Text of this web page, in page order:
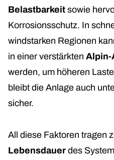
Belastbarkeit sowie
Korrosionsschutz. In
windstarken Regionen
in einer verstärkten Alpin-
werden, um höheren
bleibt die Anlage auch
sicher.
All diese Faktoren tragen
Lebensdauer des